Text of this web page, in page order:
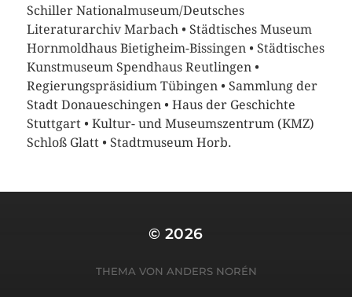
Schiller Nationalmuseum/Deutsches
Literaturarchiv Marbach • Städtisches Museum
Hornmoldhaus Bietigheim-Bissingen • Städtisches
Kunstmuseum Spendhaus Reutlingen •
Regierungspräsidium Tübingen • Sammlung der
Stadt Donaueschingen • Haus der Geschichte
Stuttgart • Kultur- und Museumszentrum (KMZ)
Schloß Glatt • Stadtmuseum Horb.
© 2026
THEMA VON ANDERS NORÉN